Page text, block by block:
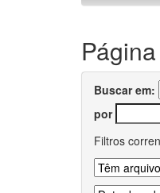
Buscar em:
por
Filtros